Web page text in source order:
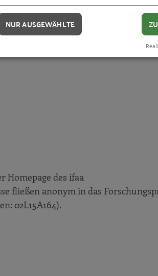
Homepage des ifaa
fließen anonym in das
02L15A164).
NUR AUSGEWÄHLTE